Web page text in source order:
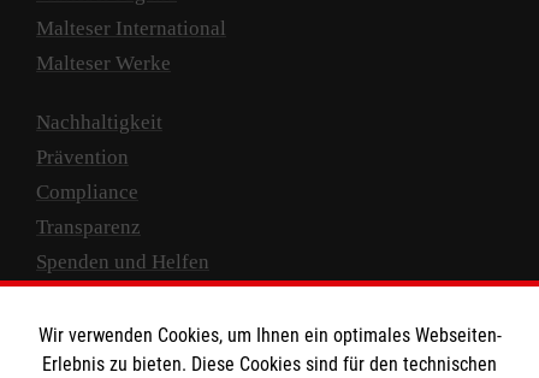
Malteser International
Malteser Werke
Nachhaltigkeit
Prävention
Compliance
Transparenz
Spenden und Helfen
Empfänger: Malteser Hilfsdienst e.V.
Wir verwenden Cookies, um Ihnen ein optimales Webseiten-
Erlebnis zu bieten. Diese Cookies sind für den technischen